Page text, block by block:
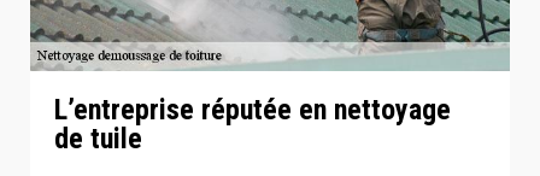
L’entreprise réputée en nettoyage
de tuile